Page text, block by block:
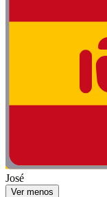
José
Ver menos